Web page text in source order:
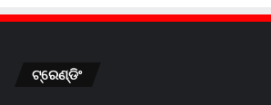
ଟ୍ରେଣ୍ଡିଂ